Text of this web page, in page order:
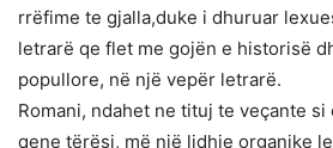
rrëfime te gjalla,duke i dhuruar
letrarë qe flet me gojën e historisë
popullore, në një vepër letrarë.
Romani, ndahet ne tituj te veçante
qene tërësi, më një lidhje organike